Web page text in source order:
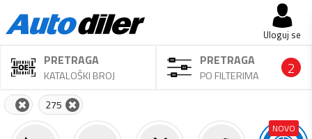
Uloguj se
PRETRAGA
KATALOŠKI BROJ
PRETRAGA
PO FILTERIMA 2
275
NOVO